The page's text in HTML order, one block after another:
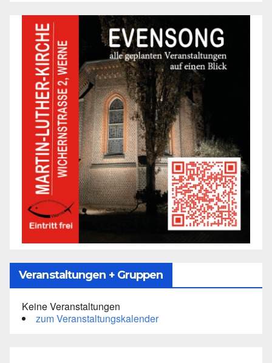
Veranstaltungen + Gruppen
Keine Veranstaltungen
zum Veranstaltungskalender